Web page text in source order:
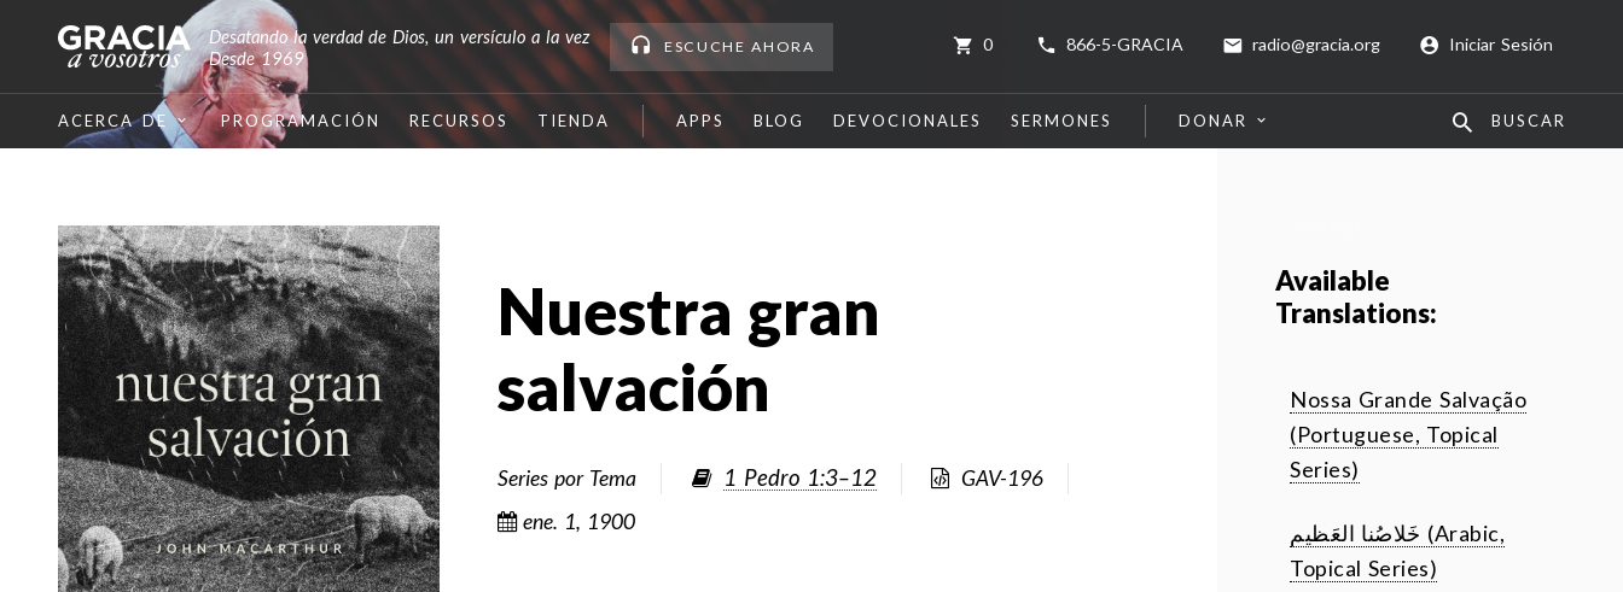
Desatando la verdad de Dios, un versículo a la vez
Desde 1969
ESCUCHE AHORA 866-5-GRACIA radio@gracia.org Iniciar Sesión
0
ACERCA DE PROGRAMACIÓN RECURSOS TIENDA APPS BLOG DEVOCIONALES SERMONES DONAR BUSCAR
Nuestra gran
salvación
Series por Tema 1 Pedro 1:3–12
GAV-196
ene. 1, 1900
Available
Translations:
Nossa Grande Salvação
(Portuguese, Topical
Series)
خَلاصُنا العَظيم (Arabic,
Topical Series)